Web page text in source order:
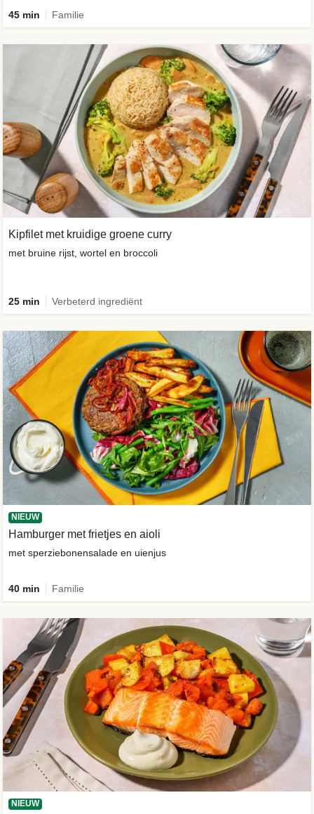
45 min Familie
Kipfilet met kruidige groene curry
met bruine rijst, wortel en broccoli
25 min Verbeterd ingrediënt
NIEUW
Hamburger met frietjes en aioli
met sperziebonensalade en uienjus
40 min Familie
NIEUW